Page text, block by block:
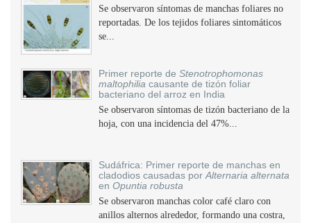
Se observaron síntomas de manchas foliares no
reportadas. De los tejidos foliares sintomáticos
se...
Primer reporte de Stenotrophomonas
maltophilia causante de tizón foliar
bacteriano del arroz en India
Se observaron síntomas de tizón bacteriano de la
hoja, con una incidencia del 47%...
Sudáfrica: Primer reporte de manchas en
cladodios causadas por Alternaria alternata
en Opuntia robusta
Se observaron manchas color café claro con
anillos alternos alrededor, formando una costra,